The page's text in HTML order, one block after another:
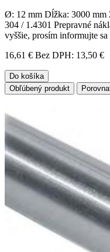
Ø: 12 mm Dĺžka: 3000
304 / 1.4301 Prepravné
vyššie, prosím informujte
16,61 € Bez DPH: 13,50 €
Do košíka
Obľúbený produkt